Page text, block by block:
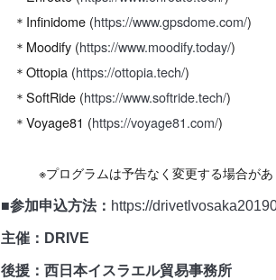
＊Infinidome (https://www.gpsdome.com/)
＊Moodify (https://www.moodify.today/)
＊Ottopia (https://ottopia.tech/)
＊SoftRide (https://www.softride.tech/)
＊Voyage81 (https://voyage81.com/)
※プログラムは予告なく変更する場合があ
■参加申込方法： https://
主催：DRIVE
後援：西日本イスラエル貿易事務所